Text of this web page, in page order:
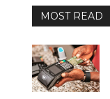
MOST READ